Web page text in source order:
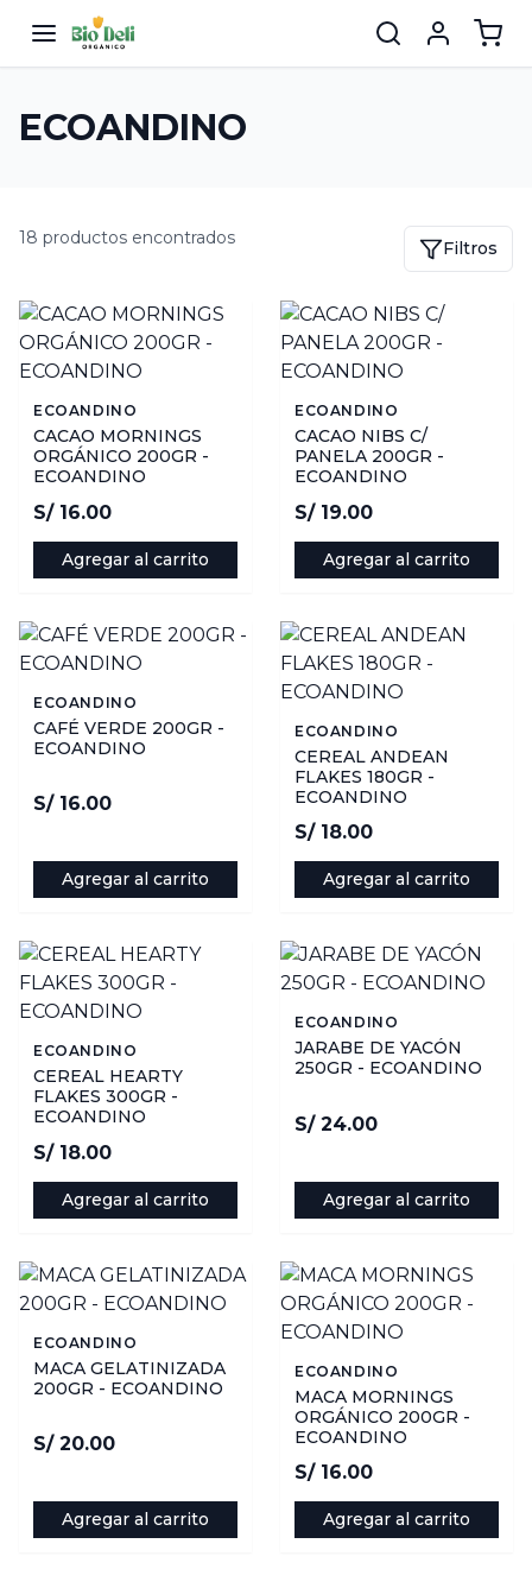
ECOANDINO
18 productos encontrados Filtros
ECOANDINO
CACAO MORNINGS
ORGÁNICO 200GR -
ECOANDINO
S/ 16.00
Agregar al carrito
ECOANDINO
CACAO NIBS C/
PANELA 200GR -
ECOANDINO
S/ 19.00
Agregar al carrito
ECOANDINO
CAFÉ VERDE 200GR -
ECOANDINO
S/ 16.00
Agregar al carrito
ECOANDINO
CEREAL ANDEAN
FLAKES 180GR -
ECOANDINO
S/ 18.00
Agregar al carrito
ECOANDINO
CEREAL HEARTY
FLAKES 300GR -
ECOANDINO
S/ 18.00
Agregar al carrito
ECOANDINO
JARABE DE YACÓN
250GR - ECOANDINO
S/ 24.00
Agregar al carrito
ECOANDINO
MACA GELATINIZADA
200GR - ECOANDINO
S/ 20.00
Agregar al carrito
ECOANDINO
MACA MORNINGS
ORGÁNICO 200GR -
ECOANDINO
S/ 16.00
Agregar al carrito